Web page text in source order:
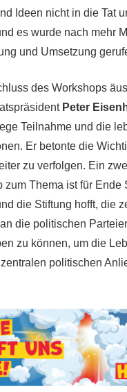
Ideen nicht in die Tat
es wurde nach mehr
und Umsetzung
des Workshops
Peter
Teilnahme und die
Er betonte die
zu verfolgen. Ein
zum Thema ist für Ende
die Stiftung hofft, die
die politischen
zu können, um die
politischen